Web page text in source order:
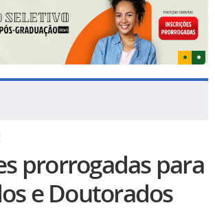
prorrogadas para
e Doutorados